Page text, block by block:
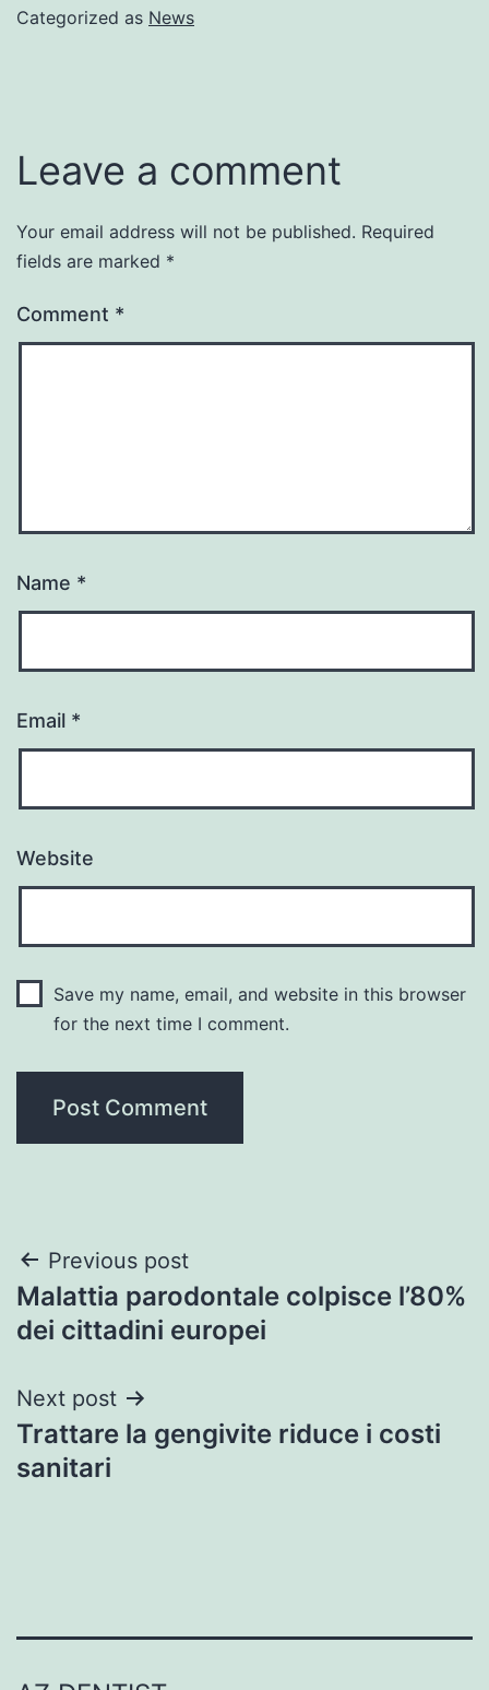
Categorized as News
Leave a comment
Your email address will not be published. Required
fields are marked *
Comment *
Name *
Email *
Website
Save my name, email, and website in this browser
for the next time I comment.
Post
navigation
Previous post
Malattia parodontale colpisce l’80%
dei cittadini europei
Next post
Trattare la gengivite riduce i costi
sanitari